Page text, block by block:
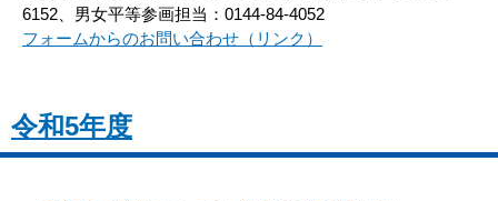
6152、男女平等参画担当：0144-84-4052
フォームからのお問い合わせ（リンク）
令和5年度